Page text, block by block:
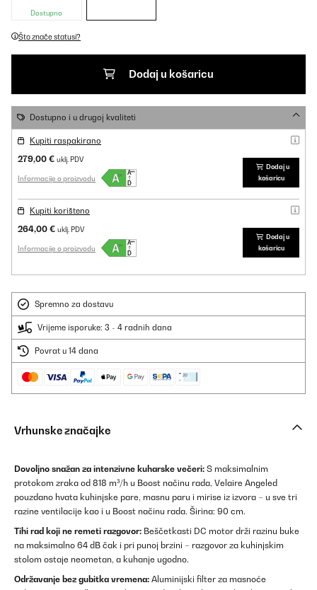
Dostupno
Što znače statusi?
Dodaj u košaricu
Dostupno i u drugoj kvaliteti
Kupiti raspakirano
279,00 € uklj. PDV
Informacije o proizvodu
Dodaj u
košaricu
Kupiti korišteno
264,00 € uklj. PDV
Informacije o proizvodu
Dodaj u
košaricu
Spremno za dostavu
Vrijeme isporuke: 3 - 4 radnih dana
Povrat u 14 dana
Vrhunske značajke
Dovoljno snažan za intenzivne kuharske večeri: S maksimalnim
protokom zraka od 818 m³/h u Boost načinu rada, Velaire Angeled
pouzdano hvata kuhinjske pare, masnu paru i mirise iz izvora – u sve tri
razine ventilacije kao i u Boost načinu rada. Širina: 90 cm.
Tihi rad koji ne remeti razgovor: Beščetkasti DC motor drži razinu buke
na maksimalno 64 dB čak i pri punoj brzini – razgovor za kuhinjskim
stolom ostaje neometan, a kuhanje ugodno.
Održavanje bez gubitka vremena: Aluminijski filter za masnoće